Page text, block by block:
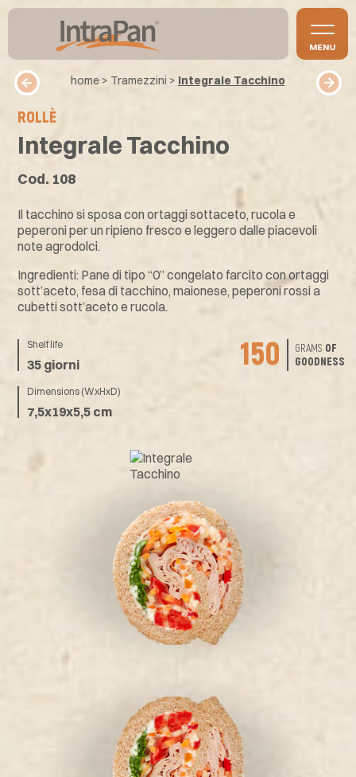
MENU
home > Tramezzini > Integrale Tacchino
ROLLÈ
Integrale Tacchino
Cod. 108
Il tacchino si sposa con ortaggi sottaceto, rucola e
peperoni per un ripieno fresco e leggero dalle piacevoli
note agrodolci.
Ingredienti: Pane di tipo “0” congelato farcito con ortaggi
sott’aceto, fesa di tacchino, maionese, peperoni rossi a
cubetti sott’aceto e rucola.
150 GRAMS OF
GOODNESS
Shelf life
35 giorni
Dimensions (WxHxD)
7,5x19x5,5 cm